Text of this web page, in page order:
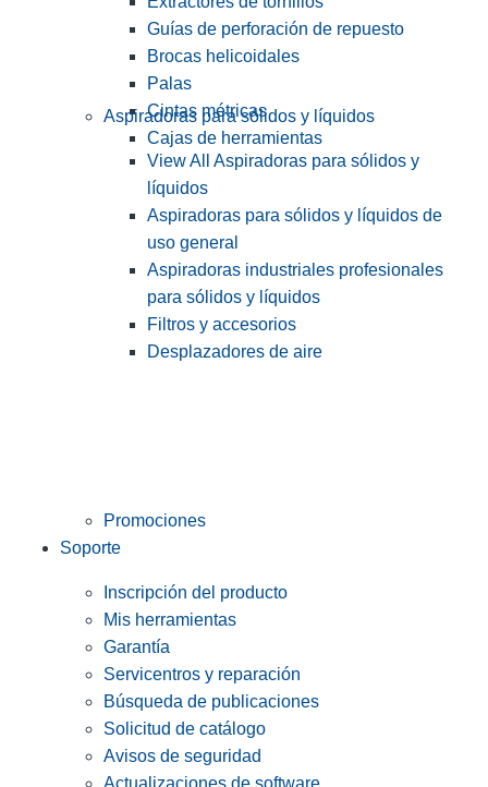
Guías de perforación de repuesto
Brocas helicoidales
Palas
Cintas métricas
Cajas de herramientas
Aspiradoras para sólidos y líquidos
View All Aspiradoras para sólidos y
líquidos
Aspiradoras para sólidos y líquidos de
uso general
Aspiradoras industriales profesionales
para sólidos y líquidos
Filtros y accesorios
Desplazadores de aire
Promociones
Soporte
Inscripción del producto
Mis herramientas
Garantía
Servicentros y reparación
Búsqueda de publicaciones
Solicitud de catálogo
Avisos de seguridad